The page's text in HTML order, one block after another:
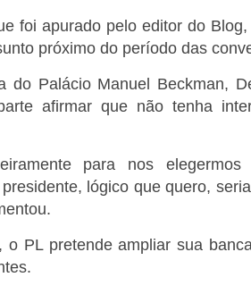
foi apurado pelo editor do
próximo do período das
do Palácio Manuel Beckman,
afirmar que não tenha
para nos elegermos
lógico que quero,
o PL pretende ampliar sua